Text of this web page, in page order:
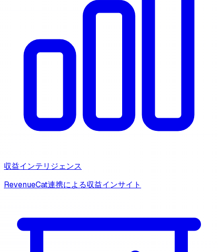
収益インテリジェンス
RevenueCat連携による収益インサイト